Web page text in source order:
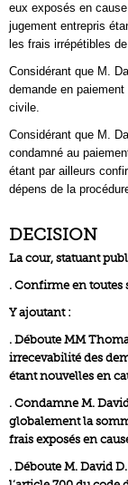
eux exposés en
jugement entrepris
les frais irrépétibles
Considérant que M.
demande en
civile.
Considérant que M.
condamné au
étant par ailleurs
dépens de la
DECISION
La cour, statuant
. Confirme en toutes
Y ajoutant :
. Déboute MM
irrecevabilité des
étant nouvelles en
. Condamne M.
globalement la
frais exposés en
. Déboute M. David